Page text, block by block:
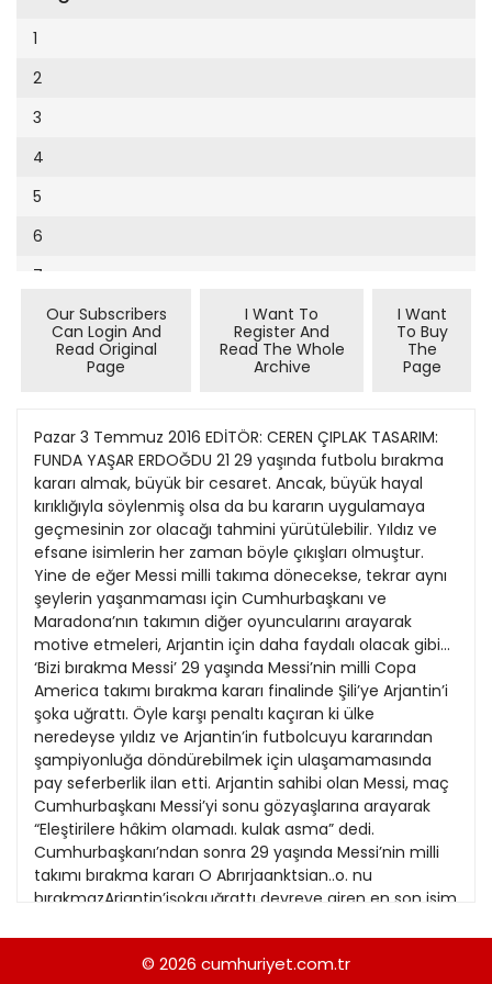
Cumhuriyet Sağlıklı Beslenme
Cumhuriyet Sokak
Cumhuriyet Spor
Cumhuriyet Strateji
Cumhuriyet Tarım
Cumhuriyet Yılbaşı
Çerçeve Eki
Dergi Eki
Ekonomi Eki
Evleniyoruz
Güney Dogu
Kitap Eki
Özel Ekler
Özel Okullar
Sevgililer Günü
Siyaset Eki
Sürdürülebilir yaşam
Turizm Eki
Yerel Yönetimler
1994
1991
1990
1989
1988
1987
1986
1985
1984
1983
1982
1981
1980
9
10
11
12
13
14
15
16
19
20
21
22
23
24
25
26
27
28
29
30
31
1
2
3
4
5
6
7
11
12
13
14
15
16
17
18
20
21
22
23
Our Subscribers
Can Login And
Read Original
Page
I Want To
Register And
Read The Whole
Archive
I Want
To Buy
The
Page
Pazar 3 Temmuz 2016 EDİTÖR: CEREN ÇIPLAK TASARIM:
FUNDA YAŞAR ERDOĞDU 21 29 yaşında futbolu bırakma
kararı almak, büyük bir cesaret. Ancak, büyük hayal
kırıklığıyla söylenmiş olsa da bu kararın uygulamaya
geçmesinin zor olacağı tahmini yürütülebilir. Yıldız ve
efsane isimlerin her zaman böyle çıkışları olmuştur.
Yine de eğer Messi milli takıma dönecekse, tekrar aynı
şeylerin yaşanmaması için Cumhurbaşkanı ve
Maradona’nın takımın diğer oyuncularını arayarak
motive etmeleri, Arjantin için daha faydalı olacak gibi...
‘Bizi bırakma Messi’ 29 yaşında Messi’nin milli Copa
America takımı bırakma kararı finalinde Şili’ye Arjantin’i
şoka uğrattı. Öyle karşı penaltı kaçıran ki ülke
neredeyse yıldız ve Arjantin’in futbolcuyu kararından
şampiyonluğa döndürebilmek için ulaşamamasında
pay seferberlik ilan etti. Arjantin sahibi olan Messi, maç
Cumhurbaşkanı Messi’yi sonu gözyaşlarına arayarak
“Eleştirilere hâkim olamadı. kulak asma” dedi.
Cumhurbaşkanı’ndan sonra 29 yaşında Messi’nin milli
takımı bırakma kararı O Abrırjaanktsian..o. nu
bırakmazArjantin’işokauğrattı devreye giren en son isim
Armando Maradona oldu. Efsane futbolcu, “Önünde
oynayabileceği birçok zaman var. Lionel, 2018 Dünya
© 2026 cumhuriyet.com.tr